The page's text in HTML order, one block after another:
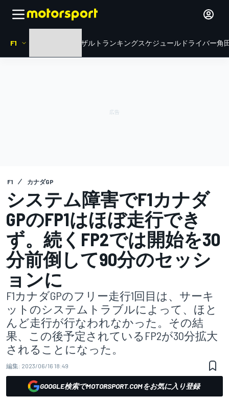
F1 リザルト ランキングスケジュール ドライバー角
F1 カナダGP
システム障害でF1カナダ
GPのFP1はほぼ走行でき
ず。続くFP2では開始を30
分前倒して90分のセッシ
ョンに
F1カナダGPのフリー走行1回目は、サーキ
ットのシステムトラブルによって、ほと
んど走行が行なわれなかった。その結
果、この後予定されているFP2が30分拡大
されることになった。
編集: 2023/06/16 18:49
GOOGLE検索でMOTORSPORT.COMをお気に入り登録